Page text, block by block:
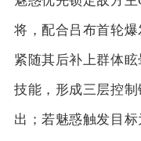
将，配合吕布首轮
紧随其后补上群体
技能，形成三层控
出；若魅惑触发目